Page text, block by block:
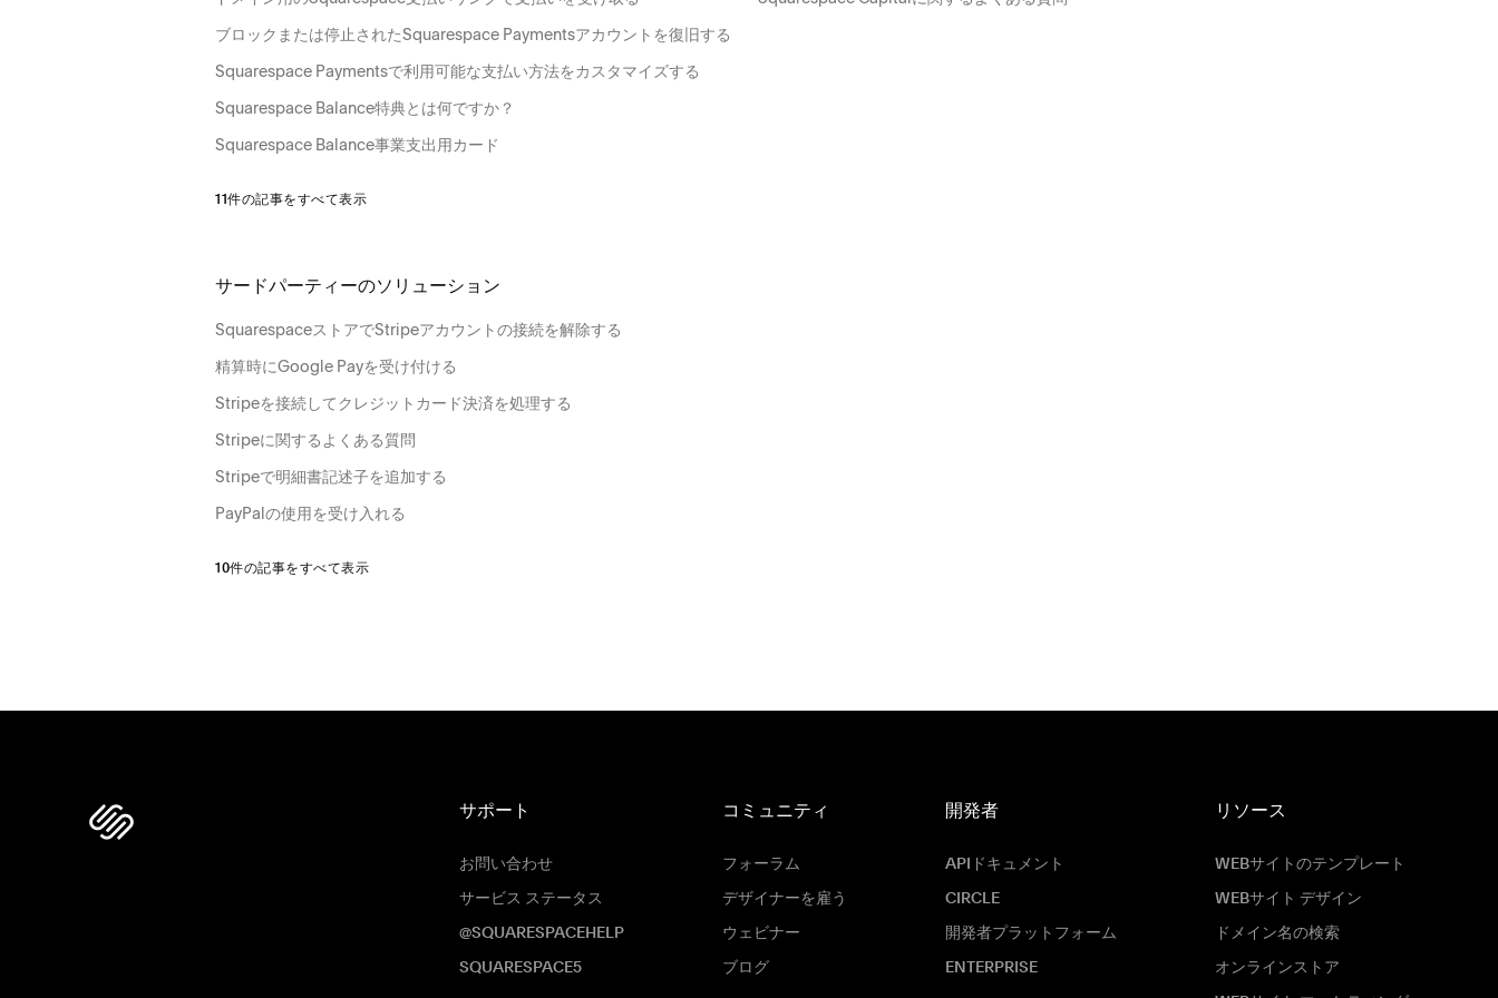
ブロックまたは停止されたSquarespace Paymentsアカウントを復旧する
Squarespace Paymentsで利用可能な支払い方法をカスタマイズする
Squarespace Balance特典とは何ですか？
Squarespace Balance事業支出用カード
11件の記事をすべて表示
サードパーティーのソリューション
SquarespaceストアでStripeアカウントの接続を解除する
精算時にGoogle Payを受け付ける
Stripeを接続してクレジットカード決済を処理する
Stripeに関するよくある質問
Stripeで明細書記述子を追加する
PayPalの使用を受け入れる
10件の記事をすべて表示
サポート
お問い合わせ
サービス ステータス
@SQUARESPACEHELP
SQUARESPACE5
コミュニティ
フォーラム
デザイナーを雇う
ウェビナー
ブログ
開発者
APIドキュメント
CIRCLE
開発者プラットフォーム
ENTERPRISE
リソース
WEBサイトのテンプレート
WEBサイト デザイン
ドメイン名の検索
オンラインストア